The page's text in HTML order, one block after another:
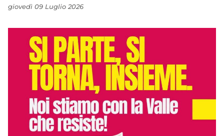
giovedì 09 Luglio 2026